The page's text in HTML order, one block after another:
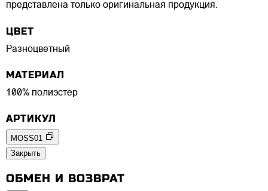
представлена только оригинальная продукция.
ЦВЕТ
Разноцветный
МАТЕРИАЛ
100% полиэстер
АРТИКУЛ
MOSS01
Закрыть
ОБМЕН И ВОЗВРАТ